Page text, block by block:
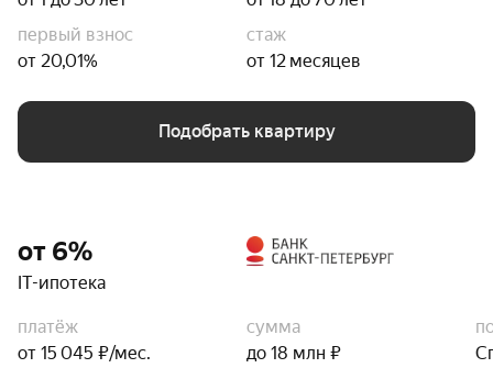
первый взнос
от 20,01%
стаж
от 12 месяцев
Подобрать квартиру
от 6%
IT-ипотека
платёж
от 15 045 ₽/мес.
сумма
до 18 млн ₽